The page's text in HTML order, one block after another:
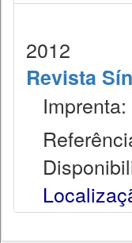
2012
Revista
Imprenta: